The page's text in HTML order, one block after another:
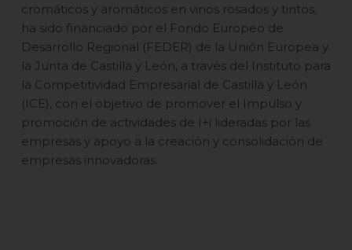
cromáticos y aromáticos en vinos rosados y tintos,
ha sido financiado por el Fondo Europeo de
Desarrollo Regional (FEDER) de la Unión Europea y
la Junta de Castilla y León, a través del Instituto para
la Competitividad Empresarial de Castilla y León
(ICE), con el objetivo de promover el Impulso y
promoción de actividades de I+i lideradas por las
empresas y apoyo a la creación y consolidación de
empresas innovadoras.